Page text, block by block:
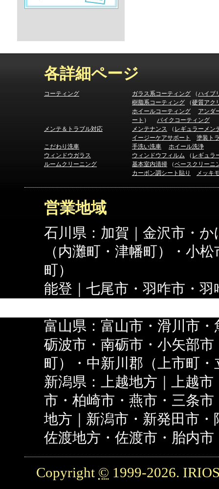
各詳細ページ
コーティング ガラス系コーティング （ハイブ
樹脂系コーティング （硬質アク
ホイールコーティング
アンダ
ート ） バイクコーティング
メンテ＆トラブル対応
メンテナンス （ レギュラーメン
イージーケアサポート
塗装ト
こだわり洗車
手洗い洗車
ホイール洗浄
ウィンドウガラス
ウィンドウフィルム （ レギュラ
ルームクリーニング
基本室内清掃 （ベースクリーニ
カーボン調シート貼り
メッキ
営業地域
石川県：加賀｜金沢市・
（内灘町・津幡町）・小
町）
能登｜七尾市・羽咋市・
富山県：富山市・滑川市
砺波市・南砺市・小矢部
町）・中新川郡（上市町
新潟県：上越地方｜上越
市・柏崎市・燕市・三条
地方｜新潟市・新発田市
佐渡地方・佐渡市・胎内市
Copyright © 1999-2026.